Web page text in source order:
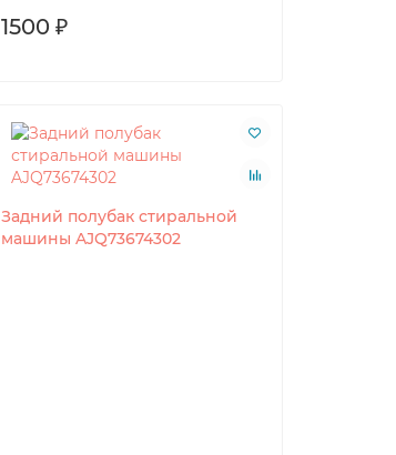
1500 ₽
Задний полубак стиральной
машины AJQ73674302